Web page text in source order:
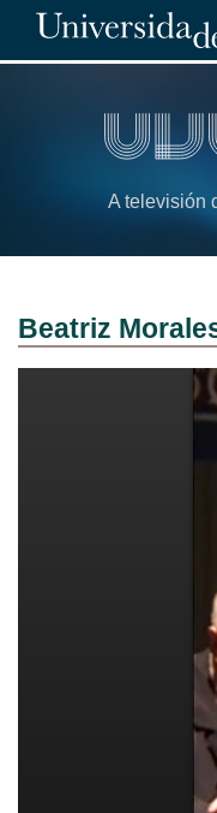
A televisión
Beatriz